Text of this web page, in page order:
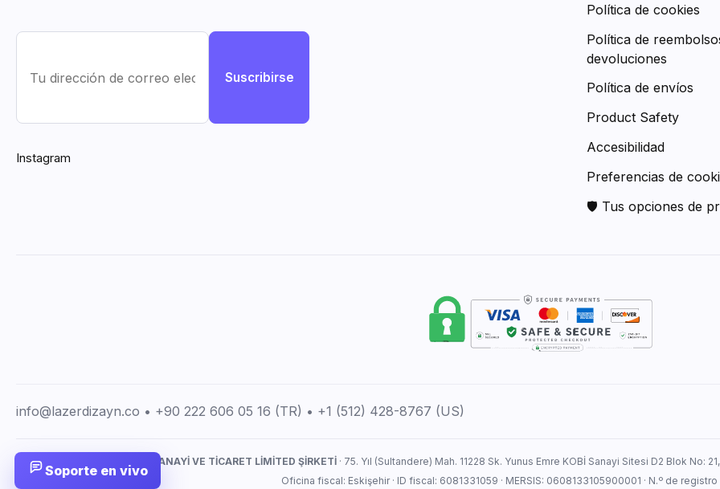
Suscribirse
Instagram
Política de cookies
Política de
devoluciones
Política de envíos
Product Safety
Accesibilidad
Preferencias de
🛡 Tus opciones de
info@lazerdizayn.co • +90 222 606 05 16 (TR) • +1 (512) 428-8767 (US)
LAZERDİZAYN İMALAT SANAYİ VE TİCARET LİMİTED ŞİRKETİ · 75. Yıl (Sultandere) Mah. 11228 Sk. Yunus Emre KOBİ Sanayi Sitesi D2 Blok No:
Oficina fiscal: Eskişehir · ID fiscal: 6081331059 · MERSIS: 0608133105900001 · N.º de
Soporte en vivo